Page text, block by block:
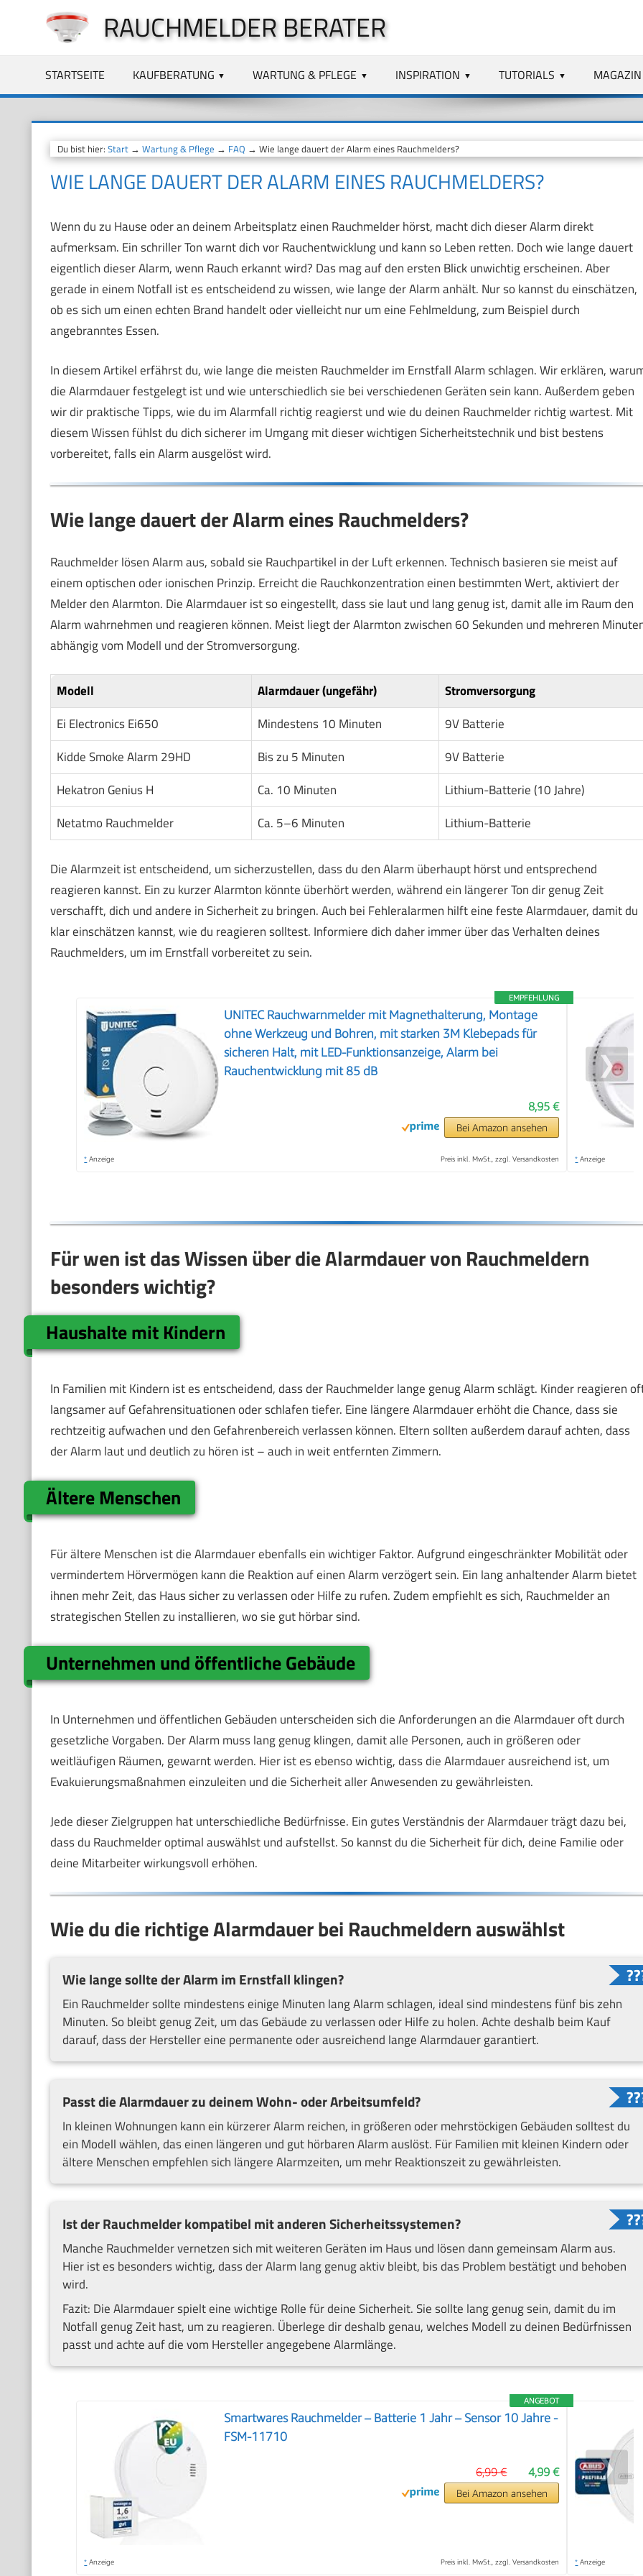
springen
RAUCHMELDER BERATER
STARTSEITE KAUFBERATUNG WARTUNG & PFLEGE INSPIRATION TUTORIALS MAGAZIN
Du bist hier: Start→ Wartung & Pflege → FAQ → Wie lange dauert der Alarm eines Rauchmelders?
WIE LANGE DAUERT DER ALARM EINES RAUCHMELDERS?
Wenn du zu Hause oder an deinem Arbeitsplatz einen Rauchmelder hörst, macht dich dieser Alarm direkt
aufmerksam. Ein schriller Ton warnt dich vor Rauchentwicklung und kann so Leben retten. Doch wie lange dauert
eigentlich dieser Alarm, wenn Rauch erkannt wird? Das mag auf den ersten Blick unwichtig erscheinen. Aber
gerade in einem Notfall ist es entscheidend zu wissen, wie lange der Alarm anhält. Nur so kannst du einschätzen,
ob es sich um einen echten Brand handelt oder vielleicht nur um eine Fehlmeldung, zum Beispiel durch
angebranntes Essen.
In diesem Artikel erfährst du, wie lange die meisten Rauchmelder im Ernstfall Alarm schlagen. Wir erklären,
die Alarmdauer festgelegt ist und wie unterschiedlich sie bei verschiedenen Geräten sein kann. Außerdem geben
wir dir praktische Tipps, wie du im Alarmfall richtig reagierst und wie du deinen Rauchmelder richtig wartest. Mit
diesem Wissen fühlst du dich sicherer im Umgang mit dieser wichtigen Sicherheitstechnik und bist bestens
vorbereitet, falls ein Alarm ausgelöst wird.
Wie lange dauert der Alarm eines Rauchmelders?
Rauchmelder lösen Alarm aus, sobald sie Rauchpartikel in der Luft erkennen. Technisch basieren sie meist auf
einem optischen oder ionischen Prinzip. Erreicht die Rauchkonzentration einen bestimmten Wert, aktiviert der
Melder den Alarmton. Die Alarmdauer ist so eingestellt, dass sie laut und lang genug ist, damit alle im Raum den
Alarm wahrnehmen und reagieren können. Meist liegt der Alarmton zwischen 60 Sekunden und mehreren
abhängig vom Modell und der Stromversorgung.
Modell Alarmdauer (ungefähr)
Stromversorgung
Ei Electronics Ei650
Mindestens 10 Minuten
9V Batterie
Kidde Smoke Alarm 29HD
Bis zu 5 Minuten
9V Batterie
Hekatron Genius H
Ca. 10 Minuten
Lithium-Batterie (10 Jahre)
Netatmo Rauchmelder
Ca. 5–6 Minuten Lithium-Batterie
Die Alarmzeit ist entscheidend, um sicherzustellen, dass du den Alarm überhaupt hörst und entsprechend
reagieren kannst. Ein zu kurzer Alarmton könnte überhört werden, während ein längerer Ton dir genug Zeit
verschafft, dich und andere in Sicherheit zu bringen. Auch bei Fehleralarmen hilft eine feste Alarmdauer, damit du
klar einschätzen kannst, wie du reagieren solltest. Informiere dich daher immer über das Verhalten deines
Rauchmelders, um im Ernstfall vorbereitet zu sein.
EMPFEHLUNG
UNITEC Rauchwarnmelder mit Magnethalterung, Montage
ohne Werkzeug und Bohren, mit starken 3M Klebepads für
sicheren Halt, mit LED-Funktionsanzeige, Alarm bei
Rauchentwicklung mit 85 dB
8,95 €
Bei Amazon ansehen
* Anzeige Preis inkl. MwSt., zzgl. Versandkosten * Anzeige
❯
Für wen ist das Wissen über die Alarmdauer von Rauchmeldern
besonders wichtig?
Haushalte mit Kindern
In Familien mit Kindern ist es entscheidend, dass der Rauchmelder lange genug Alarm schlägt. Kinder reagieren
langsamer auf Gefahrensituationen oder schlafen tiefer. Eine längere Alarmdauer erhöht die Chance, dass sie
rechtzeitig aufwachen und den Gefahrenbereich verlassen können. Eltern sollten außerdem darauf achten, dass
der Alarm laut und deutlich zu hören ist – auch in weit entfernten Zimmern.
Ältere Menschen
Für ältere Menschen ist die Alarmdauer ebenfalls ein wichtiger Faktor. Aufgrund eingeschränkter Mobilität oder
vermindertem Hörvermögen kann die Reaktion auf einen Alarm verzögert sein. Ein lang anhaltender Alarm bietet
ihnen mehr Zeit, das Haus sicher zu verlassen oder Hilfe zu rufen. Zudem empfiehlt es sich, Rauchmelder an
strategischen Stellen zu installieren, wo sie gut hörbar sind.
Unternehmen und öffentliche Gebäude
In Unternehmen und öffentlichen Gebäuden unterscheiden sich die Anforderungen an die Alarmdauer oft durch
gesetzliche Vorgaben. Der Alarm muss lang genug klingen, damit alle Personen, auch in größeren oder
weitläufigen Räumen, gewarnt werden. Hier ist es ebenso wichtig, dass die Alarmdauer ausreichend ist, um
Evakuierungsmaßnahmen einzuleiten und die Sicherheit aller Anwesenden zu gewährleisten.
Jede dieser Zielgruppen hat unterschiedliche Bedürfnisse. Ein gutes Verständnis der Alarmdauer trägt dazu bei,
dass du Rauchmelder optimal auswählst und aufstellst. So kannst du die Sicherheit für dich, deine Familie oder
deine Mitarbeiter wirkungsvoll erhöhen.
Wie du die richtige Alarmdauer bei Rauchmeldern auswählst
Wie lange sollte der Alarm im Ernstfall klingen?
Ein Rauchmelder sollte mindestens einige Minuten lang Alarm schlagen, ideal sind mindestens fünf bis zehn
Minuten. So bleibt genug Zeit, um das Gebäude zu verlassen oder Hilfe zu holen. Achte deshalb beim Kauf
darauf, dass der Hersteller eine permanente oder ausreichend lange Alarmdauer garantiert.
Passt die Alarmdauer zu deinem Wohn- oder Arbeitsumfeld?
In kleinen Wohnungen kann ein kürzerer Alarm reichen, in größeren oder mehrstöckigen Gebäuden solltest du
ein Modell wählen, das einen längeren und gut hörbaren Alarm auslöst. Für Familien mit kleinen Kindern oder
ältere Menschen empfehlen sich längere Alarmzeiten, um mehr Reaktionszeit zu gewährleisten.
Ist der Rauchmelder kompatibel mit anderen Sicherheitssystemen?
Manche Rauchmelder vernetzen sich mit weiteren Geräten im Haus und lösen dann gemeinsam Alarm aus.
Hier ist es besonders wichtig, dass der Alarm lang genug aktiv bleibt, bis das Problem bestätigt und behoben
wird.
Fazit: Die Alarmdauer spielt eine wichtige Rolle für deine Sicherheit. Sie sollte lang genug sein, damit du im
Notfall genug Zeit hast, um zu reagieren. Überlege dir deshalb genau, welches Modell zu deinen Bedürfnissen
passt und achte auf die vom Hersteller angegebene Alarmlänge.
ANGEBOT
Smartwares Rauchmelder – Batterie 1 Jahr – Sensor 10 Jahre -
FSM-11710
4,99 €
6,99 €
Bei Amazon ansehen
* Anzeige Preis inkl. MwSt., zzgl. Versandkosten * Anzeige
❯